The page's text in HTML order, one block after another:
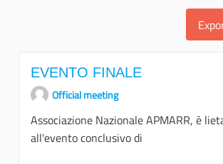
EVENTO FINALE
Official meeting
Associazione Nazionale APMARR, è
all'evento conclusivo di